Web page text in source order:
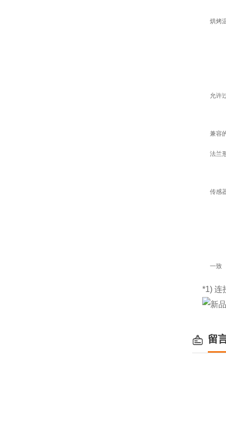
烘烤
允许
兼容
法兰
传感
一致
*1) 连
留